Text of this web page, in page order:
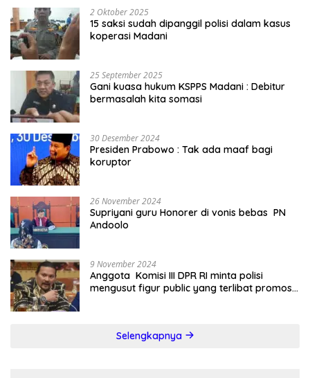
2 Oktober 2025
15 saksi sudah dipanggil polisi dalam kasus
koperasi Madani
25 September 2025
Gani kuasa hukum KSPPS Madani : Debitur
bermasalah kita somasi
30 Desember 2024
Presiden Prabowo : Tak ada maaf bagi
koruptor
26 November 2024
Supriyani guru Honorer di vonis bebas PN
Andoolo
9 November 2024
Anggota Komisi III DPR RI minta polisi
mengusut figur public yang terlibat promosi
Selengkapnya